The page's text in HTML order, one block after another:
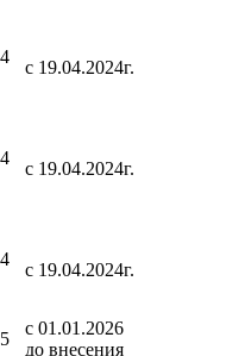
с 19.04.2024г.
с 19.04.2024г.
с 19.04.2024г.
с 01.01.2026
до внесения